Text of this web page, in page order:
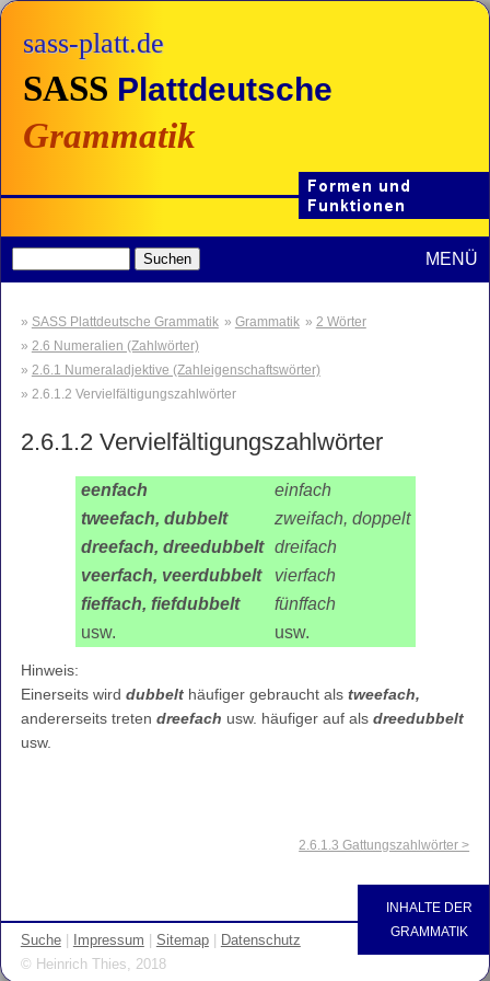
sass-platt.de
SASS Plattdeutsche
Grammatik
MENÜ
SASS Plattdeutsche Grammatik Grammatik
2 Wörter
2.6 Numeralien (Zahlwörter)
2.6.1 Numeraladjektive (Zahleigenschaftswörter)
2.6.1.2 Vervielfältigungszahlwörter
2.6.1.2 Vervielfältigungszahlwörter
eenfach
einfach
tweefach, dubbelt
zweifach, doppelt
dreefach, dreedubbelt
dreifach
veerfach, veerdubbelt
vierfach
fieffach, fiefdubbelt
fünffach
usw.
usw.
Hinweis:
Einerseits wird dubbelt häufiger gebraucht als tweefach,
andererseits treten dreefach usw. häufiger auf als dreedubbelt
usw.
2.6.1.3 Gattungszahlwörter >
INHALTE DER
GRAMMATIK
Suche| Impressum Sitemap|
Datenschutz
© Heinrich Thies, 2018